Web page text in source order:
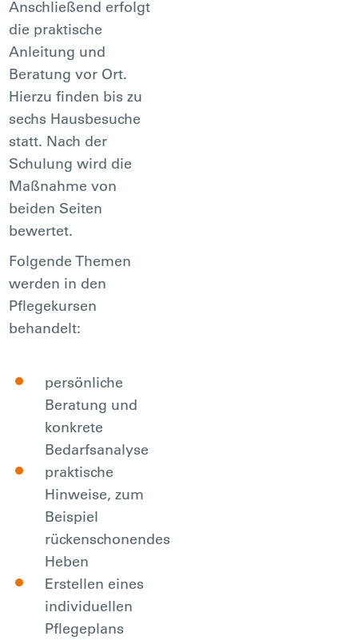
Anschließend erfolgt
die praktische
Anleitung und
Beratung vor Ort.
Hierzu finden bis zu
sechs Hausbesuche
statt. Nach der
Schulung wird die
Maßnahme von
beiden Seiten
bewertet.
Folgende Themen
werden in den
Pflegekursen
behandelt:
persönliche
Beratung und
konkrete
Bedarfsanalyse
praktische
Hinweise, zum
Beispiel
rückenschonendes
Heben
Erstellen eines
individuellen
Pflegeplans